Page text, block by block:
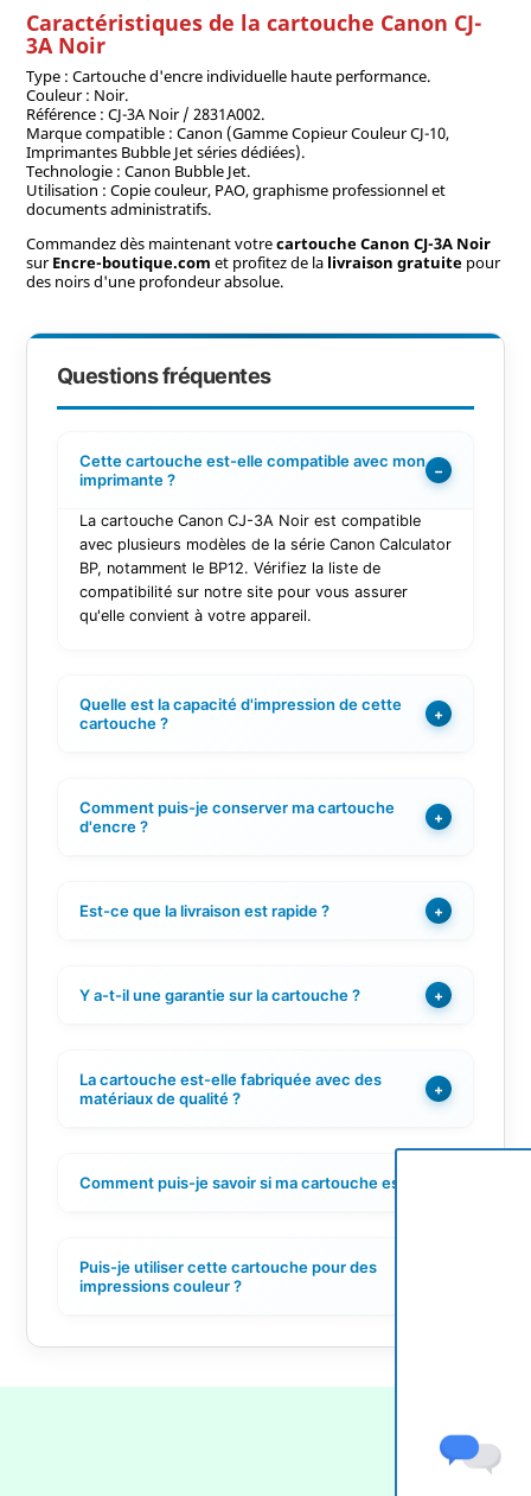
Caractéristiques de la cartouche Canon CJ-
3A Noir
Type : Cartouche d'encre individuelle haute performance.
Couleur : Noir.
Référence : CJ-3A Noir / 2831A002.
Marque compatible : Canon (Gamme Copieur Couleur CJ-10,
Imprimantes Bubble Jet séries dédiées).
Technologie : Canon Bubble Jet.
Utilisation : Copie couleur, PAO, graphisme professionnel et
documents administratifs.
Commandez dès maintenant votrecartouche Canon CJ-3A Noir
surEncre-boutique.com et profitez de la livraison gratuitepour
des noirs d'une profondeur absolue.
Questions fréquentes
Cette cartouche est-elle compatible avec mon
imprimante ?
−
La cartouche Canon CJ-3A Noir est compatible
avec plusieurs modèles de la série Canon Calculator
BP, notamment le BP12. Vérifiez la liste de
compatibilité sur notre site pour vous assurer
qu'elle convient à votre appareil.
Quelle est la capacité d'impression de cette
cartouche ?
+
Comment puis-je conserver ma cartouche
d'encre ?
+
Est-ce que la livraison est rapide ? +
Y a-t-il une garantie sur la cartouche ? +
La cartouche est-elle fabriquée avec des
matériaux de qualité ?
+
Comment puis-je savoir si ma cartouche est vide ?
Puis-je utiliser cette cartouche pour des
impressions couleur ?